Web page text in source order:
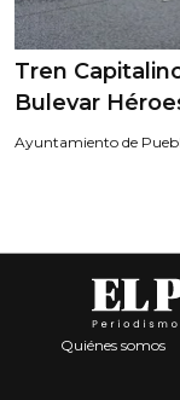
Tren
Bulevar
Ayuntamiento de
Quiénes somos